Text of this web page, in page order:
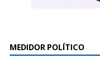
MEDIDOR POLÍTICO